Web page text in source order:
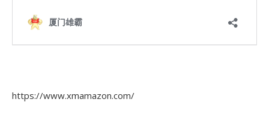
https://www.xmamazon.com/